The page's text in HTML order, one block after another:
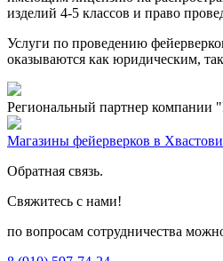
изделий 4-5 классов и право
Услуги по проведению
оказываются как юридическим,
Региональный партнер компании
Магазины фейерверков в
Обратная связь.
Свяжитесь с нами!
по вопросам сотрудничества